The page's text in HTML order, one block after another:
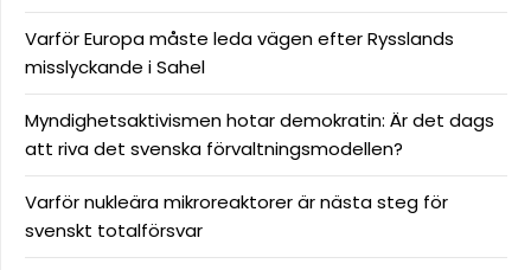
Varför Europa måste leda vägen efter Rysslands
misslyckande i Sahel
Myndighetsaktivismen hotar demokratin: Är det dags
att riva det svenska förvaltningsmodellen?
Varför nukleära mikroreaktorer är nästa steg för
svenskt totalförsvar